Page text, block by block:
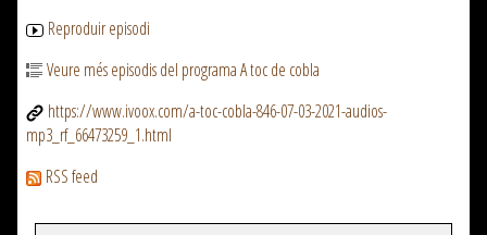
Reproduir episodi
Veure més episodis del programa A toc de cobla
https://www.ivoox.com/a-toc-cobla-846-07-03-2021-audios-
mp3_rf_66473259_1.html
RSS feed